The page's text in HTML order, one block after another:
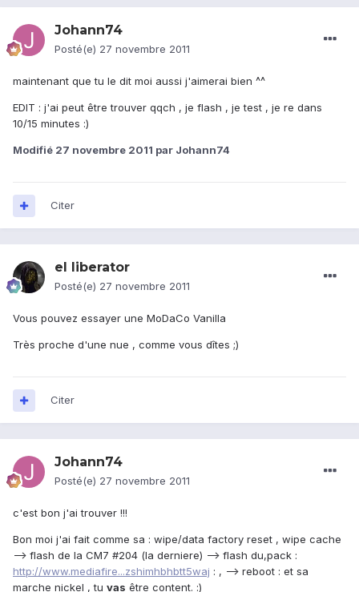
Johann74
Posté(e) 27 novembre 2011
maintenant que tu le dit moi aussi j'aimerai bien ^^
EDIT : j'ai peut être trouver qqch , je flash , je test , je re dans
10/15 minutes :)
Modifié 27 novembre 2011 par Johann74
Citer
el liberator
Posté(e) 27 novembre 2011
Vous pouvez essayer une MoDaCo Vanilla
Très proche d'une nue , comme vous dîtes ;)
Citer
Johann74
Posté(e) 27 novembre 2011
c'est bon j'ai trouver !!!
Bon moi j'ai fait comme sa : wipe/data factory reset , wipe cache
--> flash de la CM7 #204 (la derniere) --> flash du,pack :
http://www.mediafire...zshimhbhbtt5waj : , --> reboot : et sa
marche nickel , tu vas être content. :)